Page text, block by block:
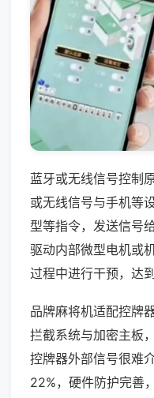
蓝牙或无线信号控制
或无线信号与手机等
型等指令，发送信号
驱动内部微型电机或
过程中进行干预，达
品牌麻将机适配控牌
拦截系统与加密主板
控牌器外部信号很难
22%，硬件防护完善